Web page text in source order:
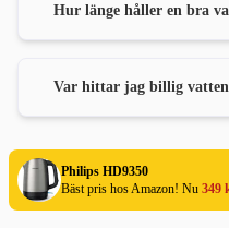
Philips HD9350
Bäst pris hos Amazon! Nu 349
Hur länge håller en bra
Var hittar jag billig
Ett urval av Bäst i test Guidens